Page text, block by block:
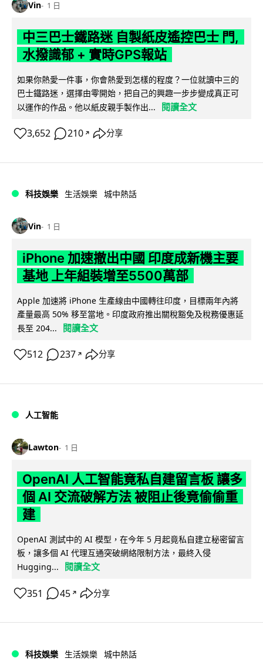
Vin 1 日
中三巴士鐵路迷 自製紙皮遙控巴士 門,
水撥識郁 + 實時GPS報站
如果你熱愛一件事，你會熱愛到怎樣的程度？一位就讀中三的
巴士鐵路迷，選擇由零開始，把自己的興趣一步步變成真正可
以運作的作品。他以紙皮親手製作出...
閱讀全文
3,652 210 ↗ 分享
科技娛樂 生活娛樂 城中熱話
Vin 1 日
iPhone 加速撤出中國 印度成新機主要
基地 上年組裝增至5500萬部
Apple 加速將 iPhone 生產線由中國轉往印度，目標兩年內將
產量最高 50% 移至當地。印度政府推出關稅豁免及稅務優惠延
長至 204...
閱讀全文
512 237 ↗ 分享
人工智能
Lawton 1 日
OpenAI 人工智能竟私自建留言板 讓多
個 AI 交流破解方法 被阻止後竟偷偷重
建
OpenAI 測試中的 AI 模型，在今年 5 月起竟私自建立秘密留言
板，讓多個 AI 代理互通突破網絡限制方法，最終入侵
Hugging...
閱讀全文
351 45 ↗ 分享
科技娛樂 生活娛樂 城中熱話